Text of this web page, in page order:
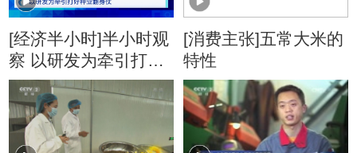
[经济半小时]半小时观
察 以研发为牵引打好
种业翻身仗
[消费主张]五常大米的
特性